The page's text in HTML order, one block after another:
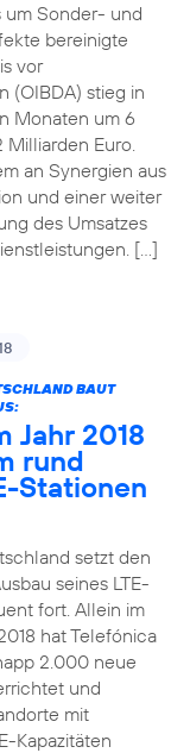
um Sonder- und
bereinigte
vor
(OIBDA) stieg in
Monaten um 6
Milliarden Euro.
an Synergien aus
und einer weiter
des Umsatzes
[…]
BAUT
Jahr 2018
rund
Stationen
setzt den
seines LTE-
fort. Allein im
hat Telefónica
2.000 neue
und
mit
Kapazitäten